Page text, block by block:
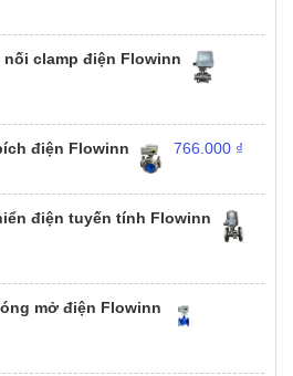
clamp điện Flowinn
điện Flowinn 766.000 ₫
điện tuyến tính Flowinn
mở điện Flowinn